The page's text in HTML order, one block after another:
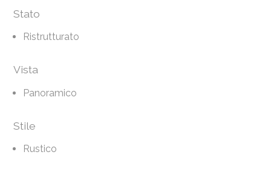
Stato
Ristrutturato
Vista
Panoramico
Stile
Rustico